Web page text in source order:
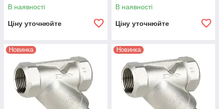
В наявності
Ціну уточнюйте
В наявності
Ціну уточнюйте
Новинка Новинка